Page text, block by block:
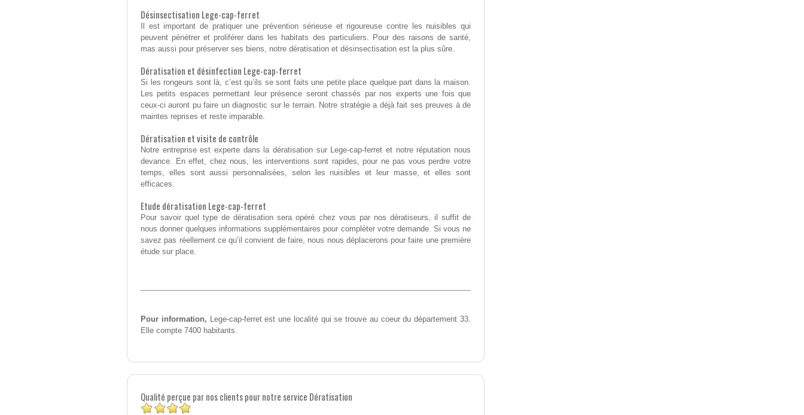
Désinsectisation Lege-cap-ferret
Il est important de pratiquer une prévention sérieuse et rigoureuse contre les nuisibles qui
peuvent pénétrer et proliférer dans les habitats des particuliers. Pour des raisons de santé,
mas aussi pour préserver ses biens, notre dératisation et désinsectisation est la plus sûre.
Dératisation et désinfection Lege-cap-ferret
Si les rongeurs sont là, c’est qu’ils se sont faits une petite place quelque part dans la maison.
Les petits espaces permettant leur présence seront chassés par nos experts une fois que
ceux-ci auront pu faire un diagnostic sur le terrain. Notre stratégie a déjà fait ses preuves à de
maintes reprises et reste imparable.
Dératisation et visite de contrôle
Notre entreprise est experte dans la dératisation sur Lege-cap-ferret et notre réputation nous
devance. En effet, chez nous, les interventions sont rapides, pour ne pas vous perdre votre
temps, elles sont aussi personnalisées, selon les nuisibles et leur masse, et elles sont
efficaces.
Etude dératisation Lege-cap-ferret
Pour savoir quel type de dératisation sera opéré chez vous par nos dératiseurs, il suffit de
nous donner quelques informations supplémentaires pour compléter votre demande. Si vous ne
savez pas réellement ce qu’il convient de faire, nous nous déplacerons pour faire une première
étude sur place.
Pour information, Lege-cap-ferret est une localité qui se trouve au coeur du département 33.
Elle compte 7400 habitants.
Qualité perçue par nos clients pour notre service Dératisation